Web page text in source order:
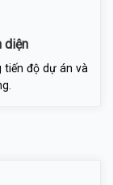
diện
tiến độ dự án và